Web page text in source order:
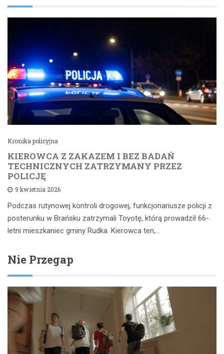
Kronika policyjna
KIEROWCA Z ZAKAZEM I BEZ BADAŃ
TECHNICZNYCH ZATRZYMANY PRZEZ
POLICJĘ
9 kwietnia 2026
Podczas rutynowej kontroli drogowej, funkcjonariusze policji z
posterunku w Brańsku zatrzymali Toyotę, którą prowadził 66-
letni mieszkaniec gminy Rudka. Kierowca ten,…
Nie Przegap